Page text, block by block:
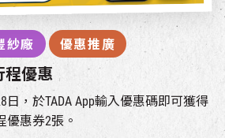
紗廠 優惠推廣
程優惠
日，於TADA App輸入優惠碼即可獲得
優惠券2張。